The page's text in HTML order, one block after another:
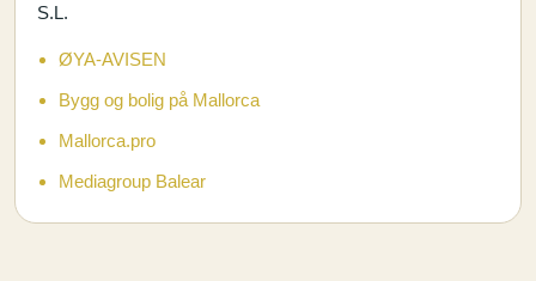
S.L.
ØYA-AVISEN
Bygg og bolig på Mallorca
Mallorca.pro
Mediagroup Balear